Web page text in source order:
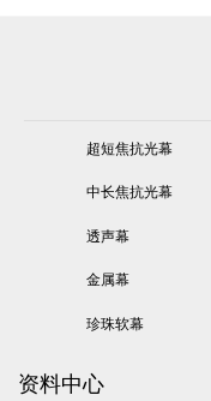
资料中心
超短焦抗光幕
中长焦抗光幕
珍珠软幕
金属幕
透声幕